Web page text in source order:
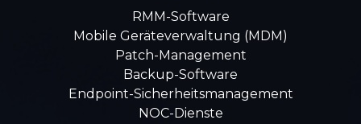
RMM-Software
Mobile Geräteverwaltung (MDM)
Patch-Management
Backup-Software
Endpoint-Sicherheitsmanagement
NOC-Dienste